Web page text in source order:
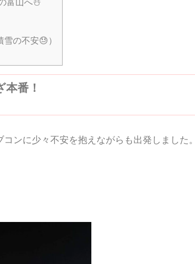
富山へ☃️
の不安😓）
番！
ンに少々不安を抱えながらも出発しました